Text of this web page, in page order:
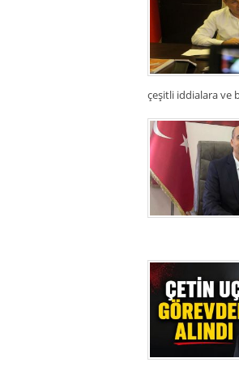
çeşitli iddialara ve